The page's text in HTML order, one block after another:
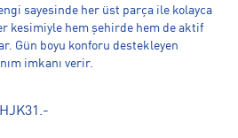
sayesinde her üst parça ile kolayca
kesimiyle hem şehirde hem de aktif
Gün boyu konforu destekleyen
imkanı verir.